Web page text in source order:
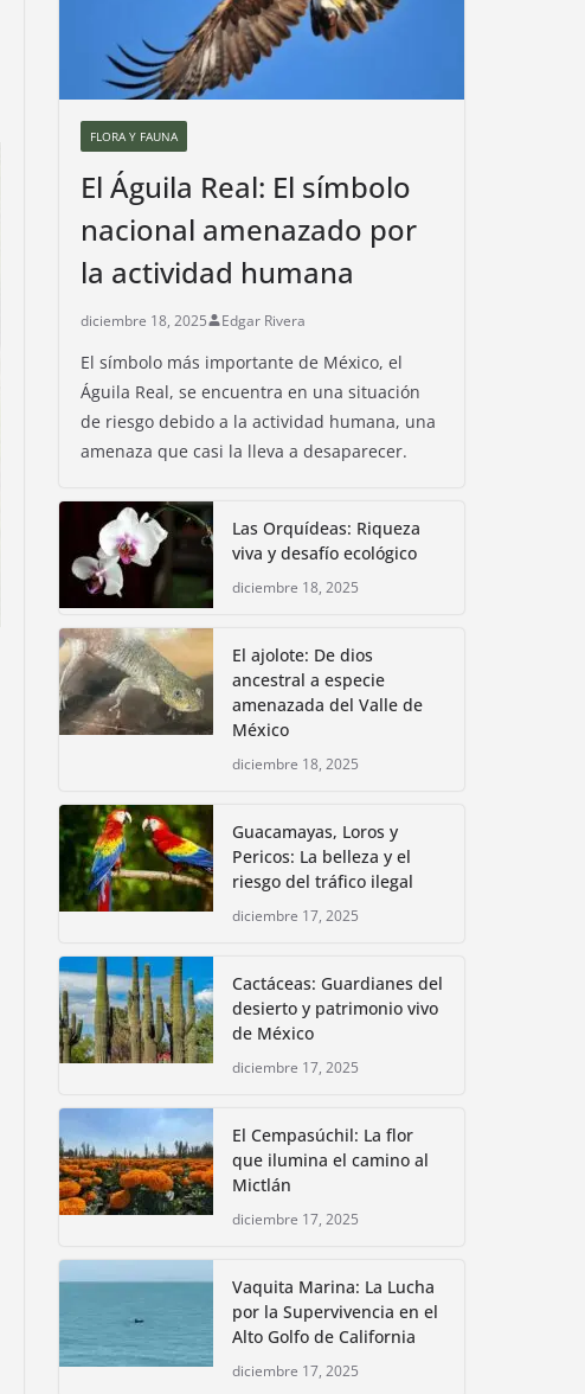
FLORA Y FAUNA
El Águila Real: El símbolo
nacional amenazado por
la actividad humana
diciembre 18, 2025 Edgar Rivera
El símbolo más importante de México, el
Águila Real, se encuentra en una situación
de riesgo debido a la actividad humana, una
amenaza que casi la lleva a desaparecer.
Las Orquídeas: Riqueza
viva y desafío ecológico
diciembre 18, 2025
El ajolote: De dios
ancestral a especie
amenazada del Valle de
México
diciembre 18, 2025
Guacamayas, Loros y
Pericos: La belleza y el
riesgo del tráfico ilegal
diciembre 17, 2025
Cactáceas: Guardianes del
desierto y patrimonio vivo
de México
diciembre 17, 2025
El Cempasúchil: La flor
que ilumina el camino al
Mictlán
diciembre 17, 2025
Vaquita Marina: La Lucha
por la Supervivencia en el
Alto Golfo de California
diciembre 17, 2025